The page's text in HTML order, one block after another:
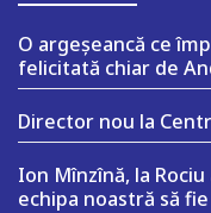
O argeşeancă ce
felicitată chiar de
Director nou la
Ion Mînzînă, la
echipa noastră să